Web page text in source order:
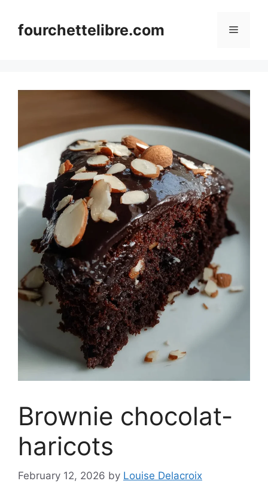
contentfourchettelibre.com Menu
Brownie chocolat-
haricots
February 12, 2026 by Louise Delacroix